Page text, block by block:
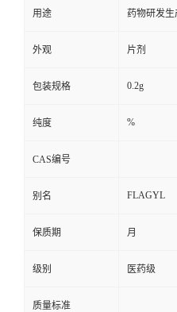
用途 药物研发生
外观 片剂
包装规格 0.2g
纯度 %
CAS编号
别名 FLAGYL
保质期 月
级别 医药级
质量标准